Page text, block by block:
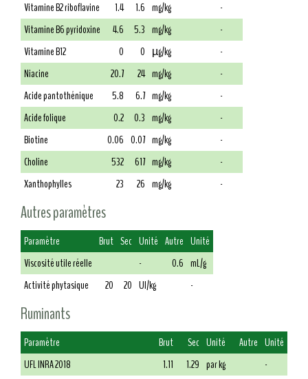
Vitamine B2 riboflavine 1.4 1.6 mg/kg
-
Vitamine B6 pyridoxine
4.6 5.3 mg/kg
-
Vitamine B12
0 0 µg/kg
-
Niacine
20.7 24 mg/kg
-
Acide pantothénique
5.8 6.7 mg/kg
-
Acide folique
0.2 0.3 mg/kg
-
Biotine
0.06 0.07 mg/kg
-
Choline
532 617 mg/kg
-
Xanthophylles
23 26 mg/kg -
Autres paramètres
Paramètre Brut Sec Unité Autre Unité
Viscosité utile réelle
- 0.6 mL/g
Activité phytasique
20 20 UI/kg -
Ruminants
Paramètre Brut Sec Unité Autre Unité
UFL INRA 2018
1.11 1.29 par kg
-